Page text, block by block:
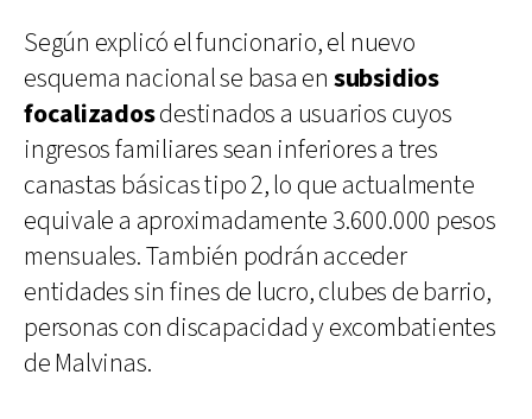
Según explicó el funcionario, el nuevo
esquema nacional se basa en subsidios
focalizadosdestinados a usuarios cuyos
ingresos familiares sean inferiores a tres
canastas básicas tipo 2, lo que actualmente
equivale a aproximadamente 3.600.000 pesos
mensuales. También podrán acceder
entidades sin fines de lucro, clubes de barrio,
personas con discapacidad y excombatientes
de Malvinas.